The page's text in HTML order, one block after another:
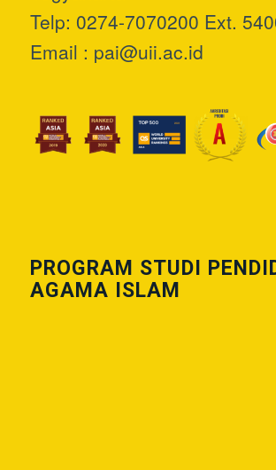
Telp: 0274-7070200 Ext.
Email : pai@uii.ac.id
PROGRAM STUDI
AGAMA ISLAM